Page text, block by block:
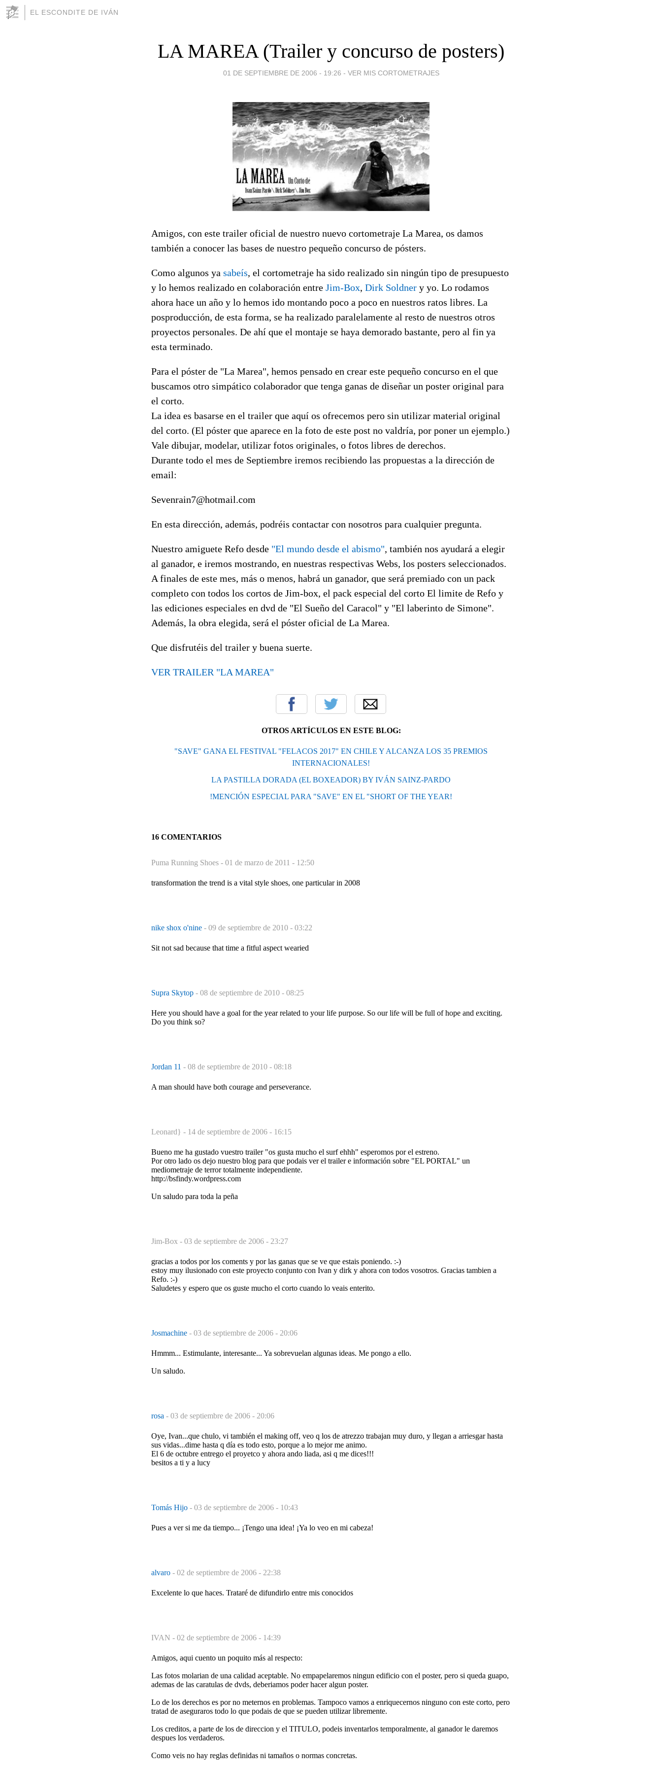
EL ESCONDITE DE IVÁN
LA MAREA (Trailer y concurso de posters)
01 DE SEPTIEMBRE DE 2006 - 19:26 - VER MIS CORTOMETRAJES
Amigos, con este trailer oficial de nuestro nuevo cortometraje La Marea, os damos
también a conocer las bases de nuestro pequeño concurso de pósters.
Como algunos ya sabeís, el cortometraje ha sido realizado sin ningún tipo de presupuesto
y lo hemos realizado en colaboración entre Jim-Box, Dirk Soldner y yo. Lo rodamos
ahora hace un año y lo hemos ido montando poco a poco en nuestros ratos libres. La
posproducción, de esta forma, se ha realizado paralelamente al resto de nuestros otros
proyectos personales. De ahí que el montaje se haya demorado bastante, pero al fin ya
esta terminado.
Para el póster de "La Marea", hemos pensado en crear este pequeño concurso en el que
buscamos otro simpático colaborador que tenga ganas de diseñar un poster original para
el corto.
La idea es basarse en el trailer que aquí os ofrecemos pero sin utilizar material original
del corto. (El póster que aparece en la foto de este post no valdría, por poner un ejemplo.)
Vale dibujar, modelar, utilizar fotos originales, o fotos libres de derechos.
Durante todo el mes de Septiembre iremos recibiendo las propuestas a la dirección de
email:
Sevenrain7@hotmail.com
En esta dirección, además, podréis contactar con nosotros para cualquier pregunta.
Nuestro amiguete Refo desde "El mundo desde el abismo", también nos ayudará a elegir
al ganador, e iremos mostrando, en nuestras respectivas Webs, los posters seleccionados.
A finales de este mes, más o menos, habrá un ganador, que será premiado con un pack
completo con todos los cortos de Jim-box, el pack especial del corto El limite de Refo y
las ediciones especiales en dvd de "El Sueño del Caracol" y "El laberinto de Simone".
Además, la obra elegida, será el póster oficial de La Marea.
Que disfrutéis del trailer y buena suerte.
VER TRAILER "LA MAREA"
OTROS ARTÍCULOS EN ESTE BLOG:
"SAVE" GANA EL FESTIVAL "FELACOS 2017" EN CHILE Y ALCANZA LOS 35 PREMIOS
INTERNACIONALES!
LA PASTILLA DORADA (EL BOXEADOR) BY IVÁN SAINZ-PARDO
!MENCIÓN ESPECIAL PARA "SAVE" EN EL "SHORT OF THE YEAR!
16 COMENTARIOS
Puma Running Shoes - 01 de marzo de 2011 - 12:50
transformation the trend is a vital style shoes, one particular in 2008
nike shox o'nine - 09 de septiembre de 2010 - 03:22
Sit not sad because that time a fitful aspect wearied
Supra Skytop - 08 de septiembre de 2010 - 08:25
Here you should have a goal for the year related to your life purpose. So our life will be full of hope and exciting.
Do you think so?
Jordan 11 - 08 de septiembre de 2010 - 08:18
A man should have both courage and perseverance.
Leonard} - 14 de septiembre de 2006 - 16:15
Bueno me ha gustado vuestro trailer "os gusta mucho el surf ehhh" esperomos por el estreno.
Por otro lado os dejo nuestro blog para que podais ver el trailer e información sobre "EL PORTAL" un
mediometraje de terror totalmente independiente.
http://bsfindy.wordpress.com
Un saludo para toda la peña
Jim-Box - 03 de septiembre de 2006 - 23:27
gracias a todos por los coments y por las ganas que se ve que estais poniendo. :-)
estoy muy ilusionado con este proyecto conjunto con Ivan y dirk y ahora con todos vosotros. Gracias tambien a
Refo. :-)
Saludetes y espero que os guste mucho el corto cuando lo veais enterito.
Josmachine - 03 de septiembre de 2006 - 20:06
Hmmm... Estimulante, interesante... Ya sobrevuelan algunas ideas. Me pongo a ello.
Un saludo.
rosa - 03 de septiembre de 2006 - 20:06
Oye, Ivan...que chulo, vi también el making off, veo q los de atrezzo trabajan muy duro, y llegan a arriesgar hasta
sus vidas...dime hasta q día es todo esto, porque a lo mejor me animo.
El 6 de octubre entrego el proyetco y ahora ando liada, asi q me dices!!!
besitos a ti y a lucy
Tomás Hijo - 03 de septiembre de 2006 - 10:43
Pues a ver si me da tiempo... ¡Tengo una idea! ¡Ya lo veo en mi cabeza!
alvaro - 02 de septiembre de 2006 - 22:38
Excelente lo que haces. Trataré de difundirlo entre mis conocidos
IVAN - 02 de septiembre de 2006 - 14:39
Amigos, aqui cuento un poquito más al respecto:
Las fotos molarian de una calidad aceptable. No empapelaremos ningun edificio con el poster, pero si queda guapo,
ademas de las caratulas de dvds, deberiamos poder hacer algun poster.
Lo de los derechos es por no meternos en problemas. Tampoco vamos a enriquecernos ninguno con este corto, pero
tratad de aseguraros todo lo que podais de que se pueden utilizar libremente.
Los creditos, a parte de los de direccion y el TITULO, podeis inventarlos temporalmente, al ganador le daremos
despues los verdaderos.
Como veis no hay reglas definidas ni tamaños o normas concretas.